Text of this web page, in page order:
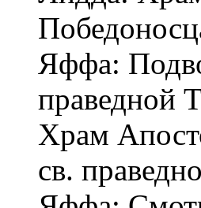
Яффа:
праведной
Храм
св.